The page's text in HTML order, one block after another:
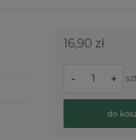
16,90 zł
- +
do